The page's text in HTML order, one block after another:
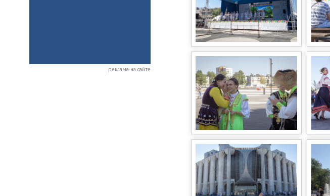
реклама на сайте